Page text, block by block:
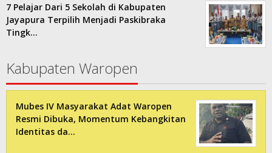
7 Pelajar Dari 5 Sekolah di Kabupaten
Jayapura Terpilih Menjadi Paskibraka
Tingk…
Kabupaten Waropen
Mubes IV Masyarakat Adat Waropen
Resmi Dibuka, Momentum Kebangkitan
Identitas da…